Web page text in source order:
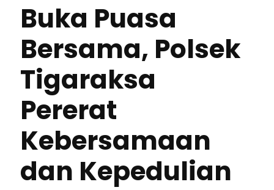
Buka Puasa
Bersama, Polsek
Tigaraksa
Pererat
Kebersamaan
dan Kepedulian